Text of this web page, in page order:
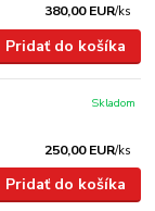
380,00 EUR/ks
Pridať do košíka
250,00 EUR/ks
Skladom
Pridať do košíka